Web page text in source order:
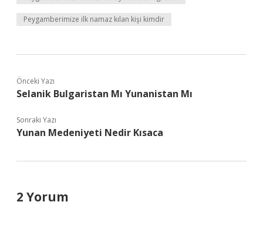
Peygamberimize ilk namaz kılan kişi kimdir
Önceki Yazı
Selanik Bulgaristan Mı Yunanistan Mı
Sonraki Yazı
Yunan Medeniyeti Nedir Kısaca
2 Yorum